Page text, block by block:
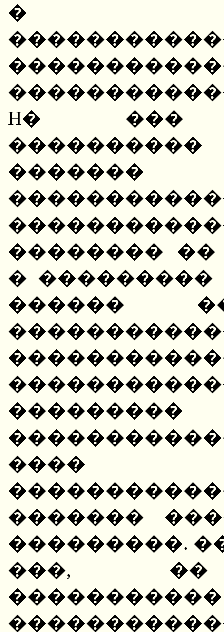
�
H� ���
�������
��������
� ���������
������
���������
����
�������
���������.
���, ��
�����������